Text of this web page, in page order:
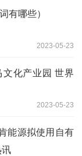
有哪些）
2023-05-23
化产业园 世界
2023-05-23
能源拟使用自有
讯